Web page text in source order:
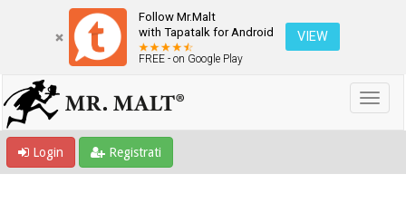
Follow Mr.Malt
with Tapatalk for Android
FREE - on Google Play
VIEW
Login Registrati